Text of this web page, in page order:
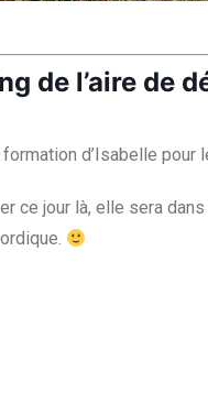
de l’aire de
d’Isabelle pour
ce jour là, elle sera